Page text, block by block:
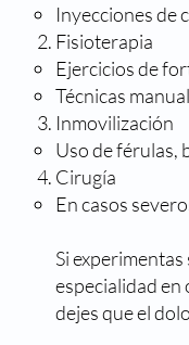
Inyecciones de
Fisioterapia
Ejercicios de
Técnicas
Inmovilización
Uso de férulas,
Cirugía
En casos
Si
especialidad
dejes que el